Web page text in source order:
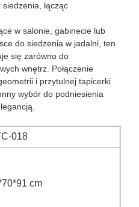
łącząc
w salonie, gabinecie lub
do siedzenia w jadalni, ten
się zarówno do
wnętrz. Połączenie
i przytulnej tapicerki
wybór do podniesienia
018
cm